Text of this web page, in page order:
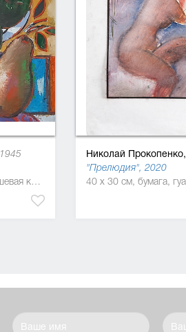
1945
63 x 57 см, бумага, гуашевая краска
Николай Прокопенко,
"Прелюдия", 2020